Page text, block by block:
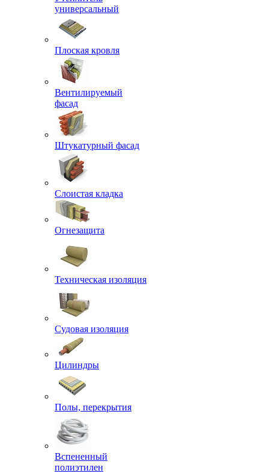
универсальный
Плоская кровля
Вентилируемый
фасад
Штукатурный фасад
Слоистая кладка
Огнезащита
Техническая изоляция
Судовая изоляция
Цилиндры
Полы, перекрытия
Вспененный
полиэтилен